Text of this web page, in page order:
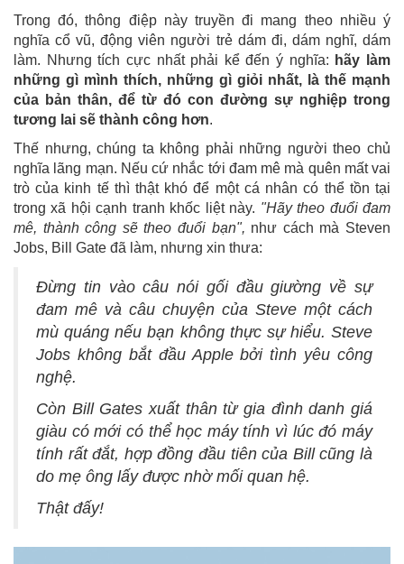
Trong đó, thông điệp này truyền đi mang theo nhiều ý
nghĩa cổ vũ, động viên người trẻ dám đi, dám nghĩ, dám
làm. Nhưng tích cực nhất phải kể đến ý nghĩa: hãy làm
những gì mình thích, những gì giỏi nhất, là thế mạnh
của bản thân, để từ đó con đường sự nghiệp trong
tương lai sẽ thành công hơn.
Thế nhưng, chúng ta không phải những người theo chủ
nghĩa lãng mạn. Nếu cứ nhắc tới đam mê mà quên mất vai
trò của kinh tế thì thật khó để một cá nhân có thể tồn tại
trong xã hội cạnh tranh khốc liệt này. "Hãy theo đuổi đam
mê, thành công sẽ theo đuổi bạn", như cách mà Steven
Jobs, Bill Gate đã làm, nhưng xin thưa:
Đừng tin vào câu nói gối đầu giường về sự
đam mê và câu chuyện của Steve một cách
mù quáng nếu bạn không thực sự hiểu. Steve
Jobs không bắt đầu Apple bởi tình yêu công
nghệ.
Còn Bill Gates xuất thân từ gia đình danh giá
giàu có mới có thể học máy tính vì lúc đó máy
tính rất đắt, hợp đồng đầu tiên của Bill cũng là
do mẹ ông lấy được nhờ mối quan hệ.
Thật đấy!